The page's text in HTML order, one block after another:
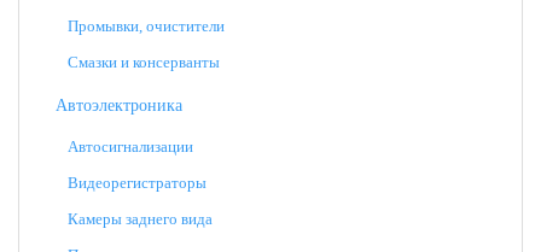
Промывки, очистители
Смазки и консерванты
Автоэлектроника
Автосигнализации
Видеорегистраторы
Камеры заднего вида